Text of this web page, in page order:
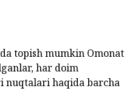
topish mumkin Omonat
har doim
nuqtalari haqida barcha